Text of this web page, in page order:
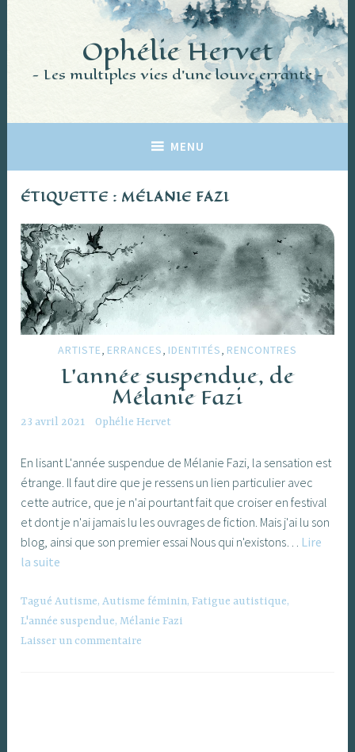
principal
Ophélie Hervet
Les multiples vies d'une louve errante
MENU
ÉTIQUETTE : MÉLANIE FAZI
ARTISTE, ERRANCES, IDENTITÉS, RENCONTRES
L’année suspendue, de
Mélanie Fazi
23 avril 2021 Ophélie Hervet
En lisant L'année suspendue de Mélanie Fazi, la sensation est
étrange. Il faut dire que je ressens un lien particulier avec
cette autrice, que je n'ai pourtant fait que croiser en festival
et dont je n'ai jamais lu les ouvrages de fiction. Mais j'ai lu son
blog, ainsi que son premier essai Nous qui n'existons… Lire
la suite
de
Mélanie
Fazi
TaguéAutisme,Autisme féminin,Fatigue autistique,
L'année suspendue,Mélanie Fazi
Laisser un commentaire